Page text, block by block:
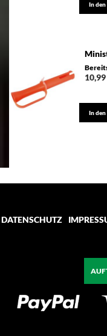
In
In
DATENSCHUTZ